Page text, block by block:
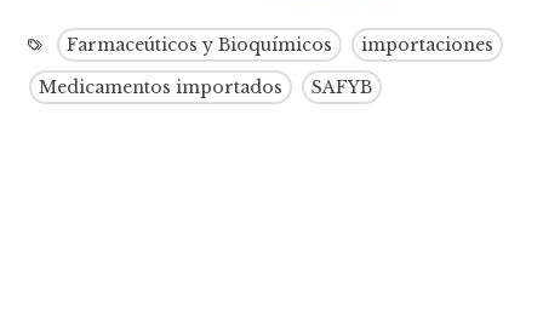
Farmaceúticos y Bioquímicos
importaciones
Medicamentos importados
SAFYB